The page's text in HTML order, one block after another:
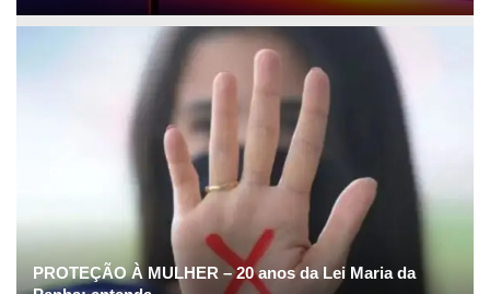
PROTEÇÃO À MULHER – 20 anos da Lei Maria da